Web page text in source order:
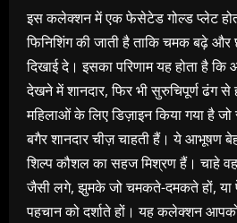
इस कलेक्शन में एक फेसेटेड गोल्ड प्लेट
फिनिशिंग की जाती है ताकि चमक बढ़े और
दिखाई दे। इसका परिणाम यह होता है कि
देखने में शानदार, फिर भी सुरुचिपूर्ण ढंग
महिलाओं के लिए डिज़ाइन किया गया है
बगैर शानदार चीज़ चाहती हैं। ये आभूषण
शिल्प कौशल का सहज मिश्रण हैं। चाहे वह
जैसी लगे, झुमके जो चमकते-दमकते हों, या
पहचान को दर्शाते हों। यह कलेक्शन